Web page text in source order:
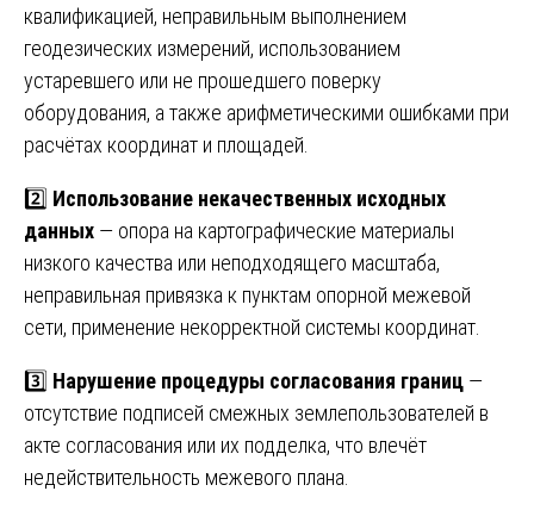
квалификацией, неправильным выполнением
геодезических измерений, использованием
устаревшего или не прошедшего поверку
оборудования, а также арифметическими ошибками при
расчётах координат и площадей.
2️⃣ Использование некачественных исходных
данных — опора на картографические материалы
низкого качества или неподходящего масштаба,
неправильная привязка к пунктам опорной межевой
сети, применение некорректной системы координат.
3️⃣ Нарушение процедуры согласования границ —
отсутствие подписей смежных землепользователей в
акте согласования или их подделка, что влечёт
недействительность межевого плана.